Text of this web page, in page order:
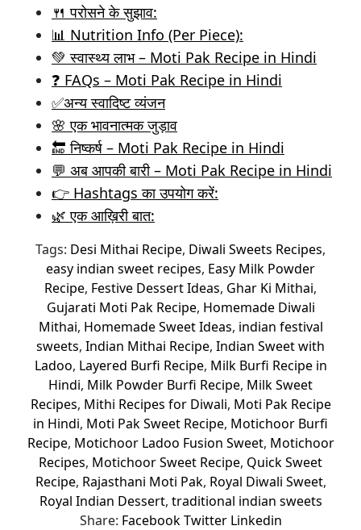
🍴 परोसने के सुझाव:
📊 Nutrition Info (Per Piece):
💚 स्वास्थ्य लाभ – Moti Pak Recipe in Hindi
❓ FAQs – Moti Pak Recipe in Hindi
✅अन्य स्वादिष्ट व्यंजन
🌸 एक भावनात्मक जुड़ाव
🔚 निष्कर्ष – Moti Pak Recipe in Hindi
💬 अब आपकी बारी – Moti Pak Recipe in Hindi
👉 Hashtags का उपयोग करें:
🌿 एक आख़िरी बात:
Tags: Desi Mithai Recipe, Diwali Sweets Recipes,
easy indian sweet recipes, Easy Milk Powder
Recipe, Festive Dessert Ideas, Ghar Ki Mithai,
Gujarati Moti Pak Recipe, Homemade Diwali
Mithai, Homemade Sweet Ideas, indian festival
sweets, Indian Mithai Recipe, Indian Sweet with
Ladoo, Layered Burfi Recipe, Milk Burfi Recipe in
Hindi, Milk Powder Burfi Recipe, Milk Sweet
Recipes, Mithi Recipes for Diwali, Moti Pak Recipe
in Hindi, Moti Pak Sweet Recipe, Motichoor Burfi
Recipe, Motichoor Ladoo Fusion Sweet, Motichoor
Recipes, Motichoor Sweet Recipe, Quick Sweet
Recipe, Rajasthani Moti Pak, Royal Diwali Sweet,
Royal Indian Dessert, traditional indian sweets
Share: Facebook Twitter Linkedin